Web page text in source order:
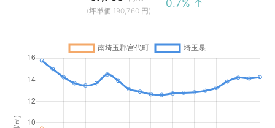
(坪単価 190,760 円)
0.7% ↑